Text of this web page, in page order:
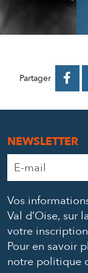
Partager 
NEWSLETTER
Adresse
e-
*
Vos
Val d’Oise, sur
votre
Pour en savoir
notre politique